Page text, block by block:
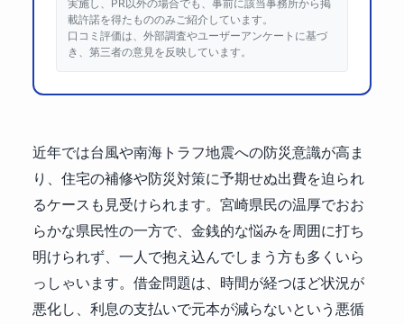
実施し、PR以外の場合でも、事前に該当事務所から掲
載許諾を得たもののみご紹介しています。
口コミ評価は、外部調査やユーザーアンケートに基づ
き、第三者の意見を反映しています。
近年では台風や南海トラフ地震への防災意識が高ま
り、住宅の補修や防災対策に予期せぬ出費を迫られ
るケースも見受けられます。宮崎県民の温厚でおお
らかな県民性の一方で、金銭的な悩みを周囲に打ち
明けられず、一人で抱え込んでしまう方も多くいら
っしゃいます。借金問題は、時間が経つほど状況が
悪化し、利息の支払いで元本が減らないという悪循